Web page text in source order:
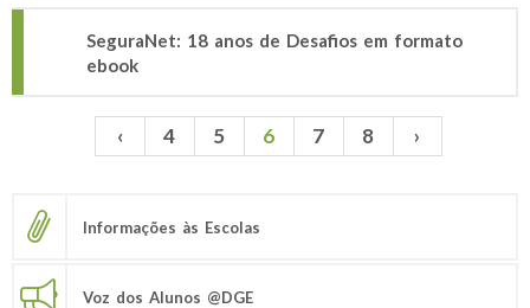
SeguraNet: 18 anos de Desafios em formato
ebook
Páginas ‹ 4 5 6 7 8 ›
Informações às Escolas
Voz dos Alunos @DGE